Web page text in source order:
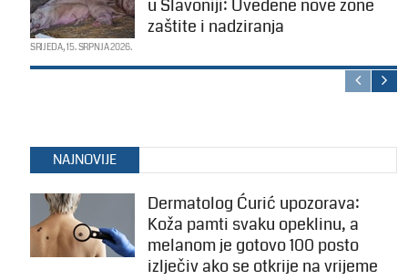
u Slavoniji: Uvedene nove zone
zaštite i nadziranja
SRIJEDA, 15. SRPNJA 2026.
NAJNOVIJE
Dermatolog Ćurić upozorava:
Koža pamti svaku opeklinu, a
melanom je gotovo 100 posto
izlječiv ako se otkrije na vrijeme